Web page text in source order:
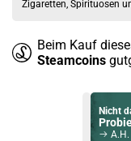
Zigaretten, Spirituosen
Beim Kauf
Steamcoins
Nicht
A.H.